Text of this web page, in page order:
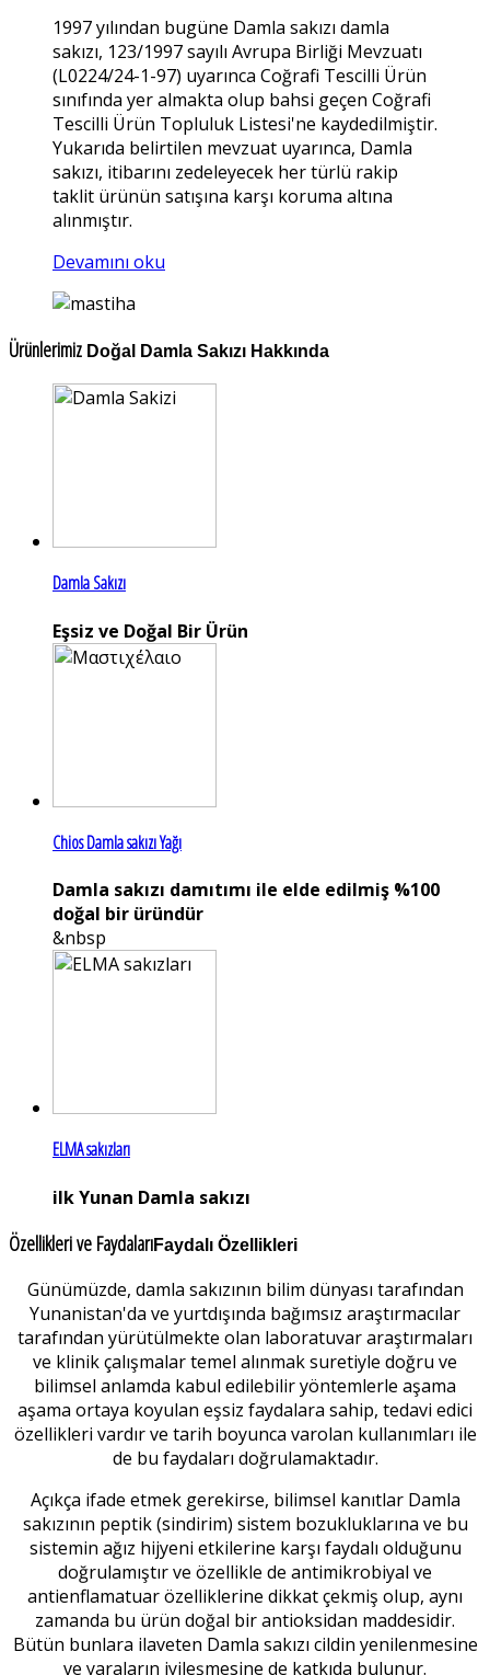
1997 yılından bugüne Damla sakızı damla
sakızı, 123/1997 sayılı Avrupa Birliği Mevzuatı
(L0224/24-1-97) uyarınca Coğrafi Tescilli Ürün
sınıfında yer almakta olup bahsi geçen Coğrafi
Tescilli Ürün Topluluk Listesi'ne kaydedilmiştir.
Yukarıda belirtilen mevzuat uyarınca, Damla
sakızı, itibarını zedeleyecek her türlü rakip
taklit ürünün satışına karşı koruma altına
alınmıştır.
Devamını oku
Ürünlerimiz Doğal Damla Sakızı Hakkında
Damla Sakızı
Eşsiz ve Doğal Bir Ürün
Chios Damla sakızı Yağı
Damla sakızı damıtımı ile elde edilmiş %100
doğal bir üründür
&nbsp
ELMA sakızları
ilk Yunan Damla sakızı
Özellikleri ve FaydalarıFaydalı Özellikleri
Günümüzde, damla sakızının bilim dünyası tarafından
Yunanistan'da ve yurtdışında bağımsız araştırmacılar
tarafından yürütülmekte olan laboratuvar araştırmaları
ve klinik çalışmalar temel alınmak suretiyle doğru ve
bilimsel anlamda kabul edilebilir yöntemlerle aşama
aşama ortaya koyulan eşsiz faydalara sahip, tedavi edici
özellikleri vardır ve tarih boyunca varolan kullanımları ile
de bu faydaları doğrulamaktadır.
Açıkça ifade etmek gerekirse, bilimsel kanıtlar Damla
sakızının peptik (sindirim) sistem bozukluklarına ve bu
sistemin ağız hijyeni etkilerine karşı faydalı olduğunu
doğrulamıştır ve özellikle de antimikrobiyal ve
antienflamatuar özelliklerine dikkat çekmiş olup, aynı
zamanda bu ürün doğal bir antioksidan maddesidir.
Bütün bunlara ilaveten Damla sakızı cildin yenilenmesine
ve yaraların iyileşmesine de katkıda bulunur.